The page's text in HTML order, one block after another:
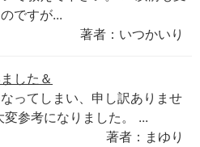
ですが...
著者：いつかいり
した＆
ってしまい、申し訳ありませ
参考になりました。 ...
著者：まゆり